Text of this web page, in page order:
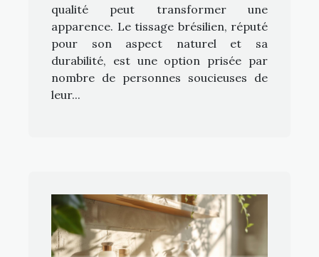
qualité peut transformer une
apparence. Le tissage brésilien, réputé
pour son aspect naturel et sa
durabilité, est une option prisée par
nombre de personnes soucieuses de
leur...